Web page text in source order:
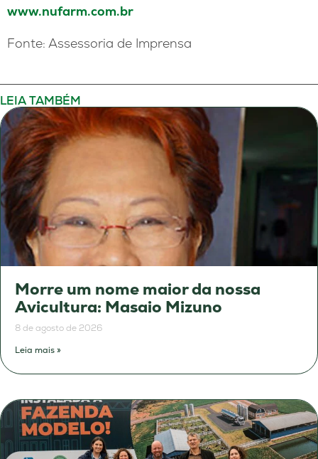
www.nufarm.com.br
Fonte: Assessoria de Imprensa
LEIA TAMBÉM
Morre um nome maior da nossa
Avicultura: Masaio Mizuno
8 de agosto de 2026
Leia mais »